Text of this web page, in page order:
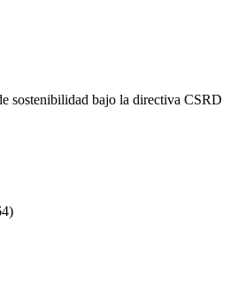
sostenibilidad bajo la directiva CSRD